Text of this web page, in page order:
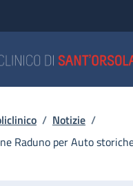
principale
di pane
/ Notizie /
Raduno per Auto